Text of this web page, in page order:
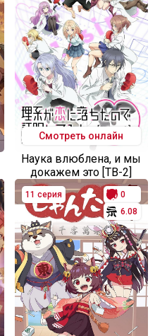
Смотреть онлайн
Наука влюблена, и мы
докажем это [ТВ-2]
11 серия
0
6.08